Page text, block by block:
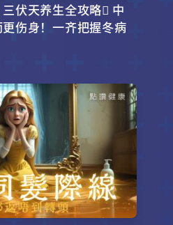
三伏天养生全攻略 中
伤身！一齐把握冬病